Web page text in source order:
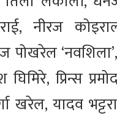
नीरज
पोखरेल
घिमिरे, प्रिन्स
खरेल, यादव